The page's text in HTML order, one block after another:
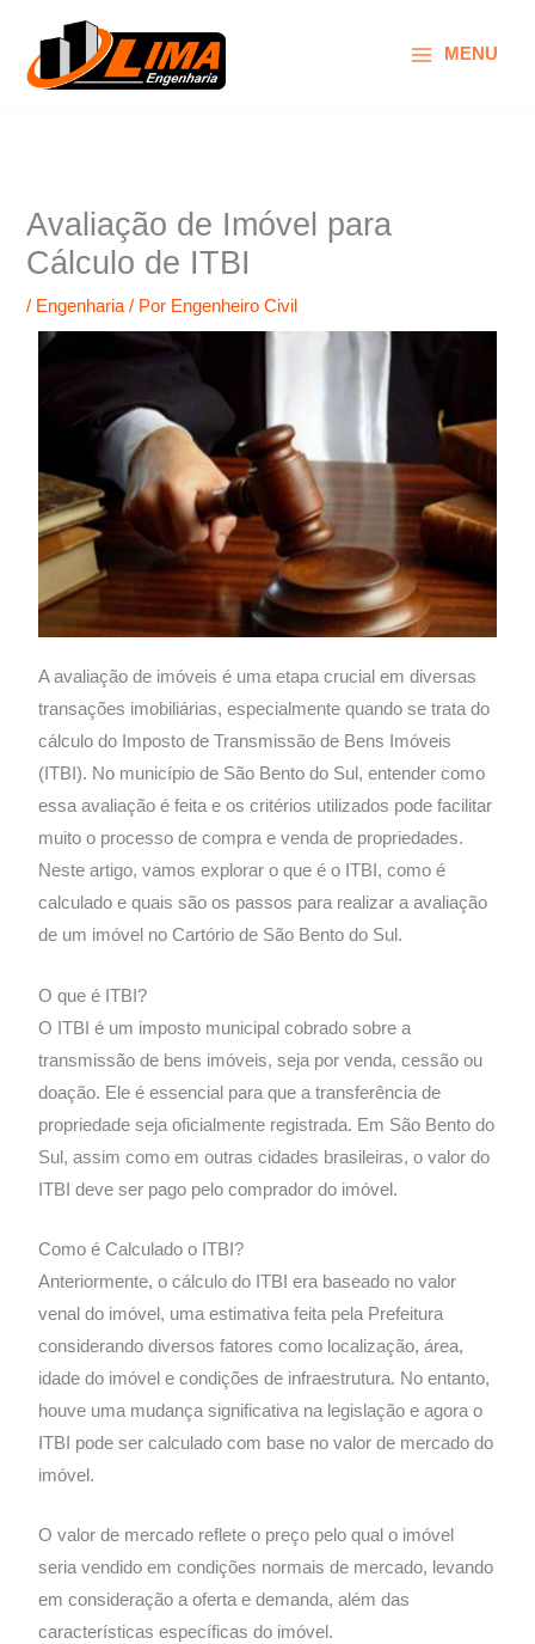
MENU
Avaliação de Imóvel para
Cálculo de ITBI
/ Engenharia/ Por Engenheiro Civil
A avaliação de imóveis é uma etapa crucial em diversas
transações imobiliárias, especialmente quando se trata do
cálculo do Imposto de Transmissão de Bens Imóveis
(ITBI). No município de São Bento do Sul, entender como
essa avaliação é feita e os critérios utilizados pode facilitar
muito o processo de compra e venda de propriedades.
Neste artigo, vamos explorar o que é o ITBI, como é
calculado e quais são os passos para realizar a avaliação
de um imóvel no Cartório de São Bento do Sul.
O que é ITBI?
O ITBI é um imposto municipal cobrado sobre a
transmissão de bens imóveis, seja por venda, cessão ou
doação. Ele é essencial para que a transferência de
propriedade seja oficialmente registrada. Em São Bento do
Sul, assim como em outras cidades brasileiras, o valor do
ITBI deve ser pago pelo comprador do imóvel.
Como é Calculado o ITBI?
Anteriormente, o cálculo do ITBI era baseado no valor
venal do imóvel, uma estimativa feita pela Prefeitura
considerando diversos fatores como localização, área,
idade do imóvel e condições de infraestrutura. No entanto,
houve uma mudança significativa na legislação e agora o
ITBI pode ser calculado com base no valor de mercado do
imóvel.
O valor de mercado reflete o preço pelo qual o imóvel
seria vendido em condições normais de mercado, levando
em consideração a oferta e demanda, além das
características específicas do imóvel.